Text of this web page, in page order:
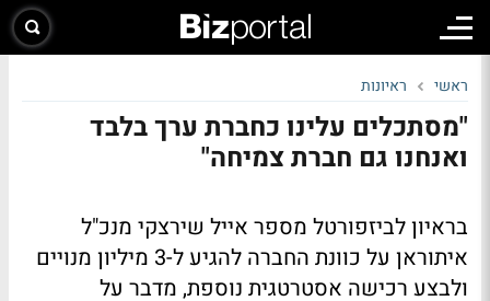
ראשי ראיונות
"מסתכלים עלינו כחברת ערך בלבד
ואנחנו גם חברת צמיחה"
בראיון לביזפורטל מספר אייל שירצקי מנכ"ל
איתוראן על כוונת החברה להגיע ל-3 מיליון מנויים
ולבצע רכישה אסטרטגית נוספת, מדבר על